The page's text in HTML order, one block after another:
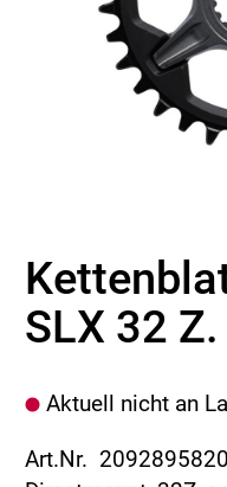
SLX 32 Z.
Aktuell nicht an
Art.Nr. 2092895820